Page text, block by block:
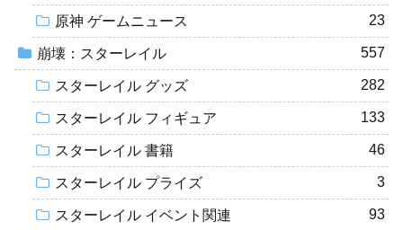
原神 ゲームニュース 23
崩壊：スターレイル 557
スターレイル グッズ 282
スターレイル フィギュア 133
スターレイル 書籍 46
スターレイル プライズ 3
スターレイル イベント関連 93